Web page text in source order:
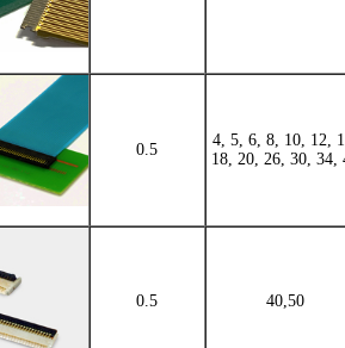
0.5
4, 5, 6, 8, 10, 12,
18, 20, 26, 30, 34,
0.5 40,50